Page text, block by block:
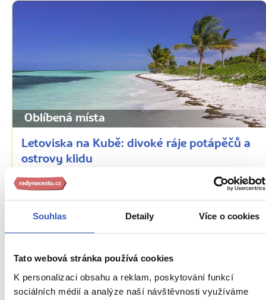
Souhlas Detaily Více o cookies
Tato webová stránka používá cookies
K personalizaci obsahu a reklam, poskytování funkcí
sociálních médií a analýze naší návštěvnosti využíváme
Oblíbená místa
Letoviska na Kubě: divoké ráje potápěčů a
ostrovy klidu
11438 přečtení